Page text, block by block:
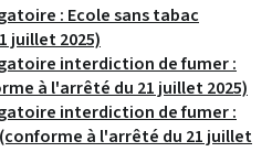
: Ecole sans tabac
juillet 2025)
interdiction de fumer :
à l'arrêté du 21 juillet 2025)
interdiction de fumer :
à l'arrêté du 21 juillet